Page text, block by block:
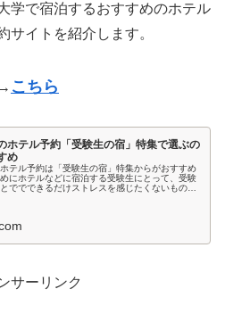
学で宿泊するおすすめのホテル
サイトを紹介します。
こちら
ホテル予約「受験生の宿」特集で選ぶの
め
テル予約は「受験生の宿」特集からがおすすめ
にホテルなどに宿泊する受験生にとって、受験
ででできるだけストレスを感じたくないもので
サーリンク